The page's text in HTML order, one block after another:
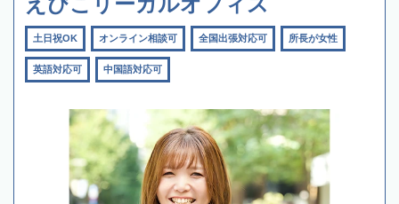
土日祝OK オンライン相談可 全国出張対応可 所長が女性
英語対応可 中国語対応可